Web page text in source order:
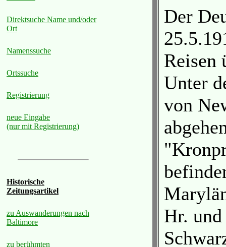
Direktsuche Name und/oder
Ort
Namenssuche
Ortssuche
Registrierung
neue Eingabe
(nur mit Registrierung)
Historische
Zeitungsartikel
zu Auswanderungen nach
Baltimore
zu berühmten
Der
Reisen
Unter
von
Hr.